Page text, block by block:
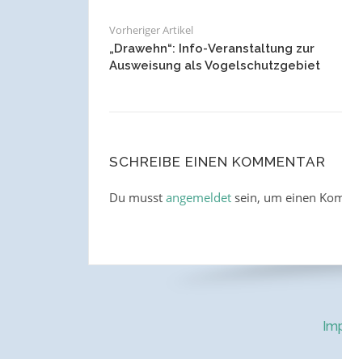
Vorheriger Artikel
„Drawehn“: Info-Veranstaltung zur
Ausweisung als Vogelschutzgebiet
SCHREIBE EINEN KOMMENTAR
Du musst angemeldetsein, um einen